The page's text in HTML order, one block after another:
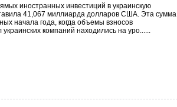
иностранных инвестиций в украинскую
41,067 миллиарда долларов США. Эта сумма
начала года, когда объемы взносов
компаний находились на уро......